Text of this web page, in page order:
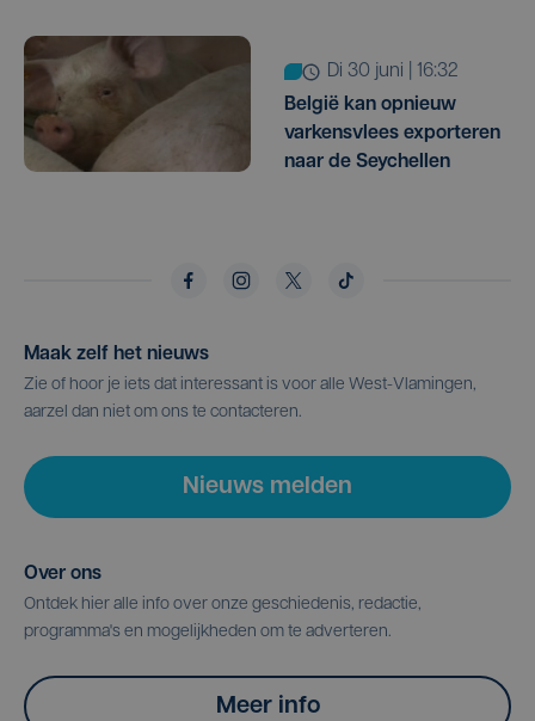
di 30 juni | 16:32
België kan opnieuw
varkensvlees exporteren
naar de Seychellen
Maak zelf het nieuws
Zie of hoor je iets dat interessant is voor alle West-Vlamingen,
aarzel dan niet om ons te contacteren.
Nieuws melden
Over ons
Ontdek hier alle info over onze geschiedenis, redactie,
programma's en mogelijkheden om te adverteren.
Meer info